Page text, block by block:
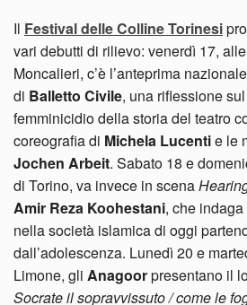
Il Festival delle Colline Torinesi
vari debutti di rilievo: venerdì 17,
Moncalieri, c’è l’anteprima
di Balletto Civile, una riflessione
femminicidio della storia del teatro
coreografia di Michela Lucentie le
Jochen Arbeit. Sabato 18 e
di Torino, va invece in scena
Amir Reza Koohestani, che
nella società islamica di oggi
dall’adolescenza. Lunedì 20 e
Limone, gli Anagoorpresentano il
Socrate il sopravvissuto / come le